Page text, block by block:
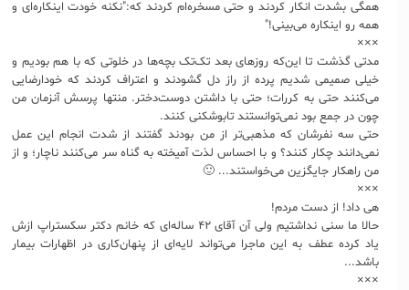
همگی بشدت انکار کردند و حتی مسخره‌ام کردند که:"نکنه خودت اینکاره‌ای و
همه رو اینکاره می‌بینی!"
×××
مدتی گذشت تا این‌که روزهای بعد تک‌تک بچه‌ها در خلوتی که با هم بودیم و
خیلی صمیمی شدیم پرده از راز دل گشودند و اعتراف کردند که خودارضایی
می‌کنند حتی به کررات؛ حتی با داشتن دوست‌دختر. منتها پرسش آنزمان من
چون در جمع بود نمی‌توانستند تابوشکنی کنند.
حتی سه نفرشان که مذهبی‌تر از من بودند گفتند از شدت انجام این عمل
نمی‌دانند چکار کنند؟ و با احساس لذت آمیخته به گناه سر می‌کنند ناچار؛ و از
من راهکار جایگزین می‌خواستند... 🙂
×××
هی داد! از دست مردم!
حالا ما سنی نداشتیم ولی آن آقای ۴۲ ساله‌ای که خانم دکتر سکستراپ ازش
یاد کرده عطف به این ماجرا می‌تواند لایه‌ای از پنهان‌کاری در اظهارات بیمار
باشد...
×××